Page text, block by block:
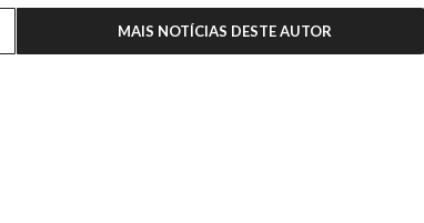
MAIS NOTÍCIAS DESTE AUTOR